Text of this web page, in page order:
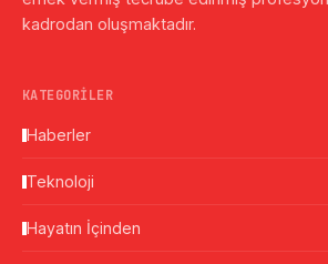
kadrodan oluşmaktadır.
KATEGORILER
Haberler
Teknoloji
Hayatın İçinden